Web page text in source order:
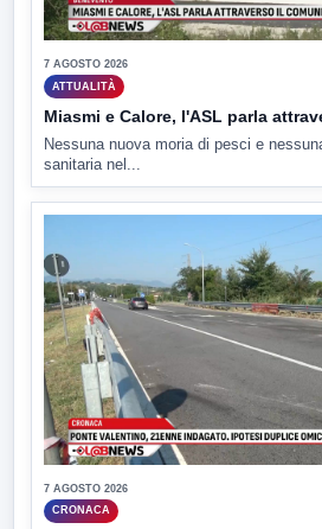
7 AGOSTO 2026
ATTUALITÀ
Miasmi e Calore, l'ASL parla
Nessuna nuova moria di pesci e
sanitaria nel...
7 AGOSTO 2026
CRONACA